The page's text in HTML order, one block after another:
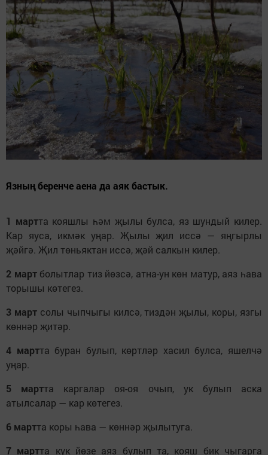
Язның беренче аена да аяк бастык.
1 мартта кояшлы һәм җылы булса, яз шундый килер.
Кар яуса, икмәк уңар. Җылы җил иссә — яңгырлы
җәйгә. Җил төньяктан иссә, җәй салкын килер.
2 мартболытлар тиз йөзсә, атна-ун көн матур, аяз һава
торышы көтегез.
3 март солы чыпчыгы килсә, тиздән җылы, коры, язгы
көннәр җитәр.
4 мартта буран булып, көртләр хасил булса, яшелчә
уңар.
5 мартта каргалар оя-оя очып, ук булып аска
атылсалар — кар көтегез.
6 мартта коры һава — көннәр җылытуга.
7 мартта күк йөзе аяз булып та, кояш бик чыгарга